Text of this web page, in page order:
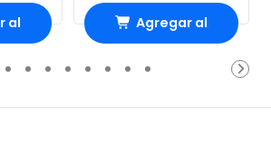
al Agregar al
Carro